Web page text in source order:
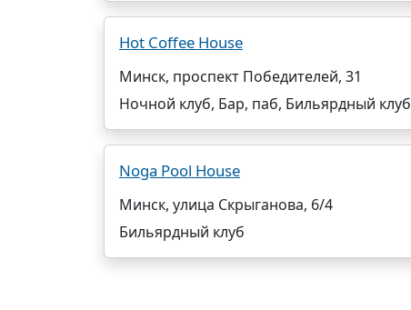
Hot Coffee House
Минск, проспект Победителей, 31
Ночной клуб, Бар, паб, Бильярдный клуб
Noga Pool House
Минск, улица Скрыганова, 6/4
Бильярдный клуб